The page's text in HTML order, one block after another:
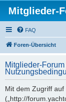
Mitglieder-
FAQ
Foren-Übersicht
Mitglieder-
Mit dem Zugriff auf
(„http://